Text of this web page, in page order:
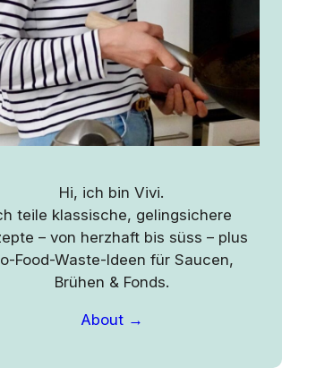
Hi, ich bin Vivi.
teile klassische, gelingsichere
– von herzhaft bis süss – plus
Food-Waste-Ideen für Saucen,
Brühen & Fonds.
About →